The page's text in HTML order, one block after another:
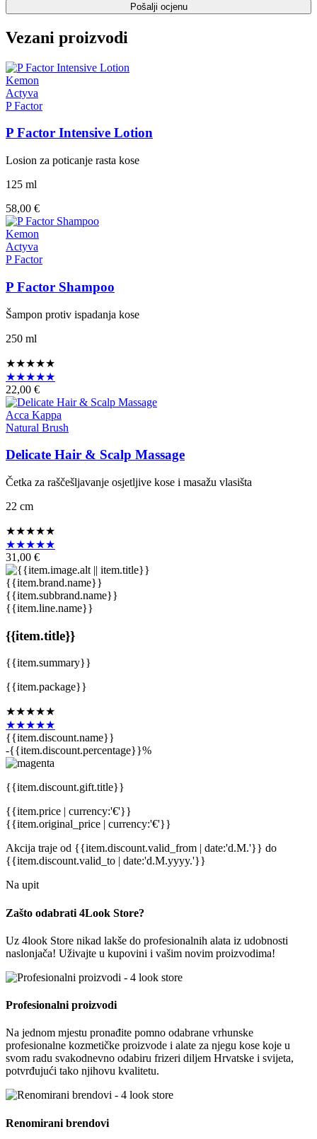
Pošalji ocjenu
Vezani proizvodi
Kemon
Actyva
P Factor
P Factor Intensive Lotion
Losion za poticanje rasta kose
125 ml
58,00 €
Kemon
Actyva
P Factor
P Factor Shampoo
Šampon protiv ispadanja kose
250 ml
★★★★★
★★★★★
22,00 €
Acca Kappa
Natural Brush
Delicate Hair & Scalp Massage
Četka za raščešljavanje osjetljive kose i masažu vlasišta
22 cm
★★★★★
★★★★★
31,00 €
{{item.brand.name}}
{{item.subbrand.name}}
{{item.line.name}}
{{item.title}}
{{item.summary}}
{{item.package}}
★★★★★
★★★★★
{{item.discount.name}}
-{{item.discount.percentage}}%
{{item.discount.gift.title}}
{{item.price | currency:'€'}}
{{item.original_price | currency:'€'}}
Akcija traje od {{item.discount.valid_from | date:'d.M.'}} do
{{item.discount.valid_to | date:'d.M.yyyy.'}}
Na upit
Zašto odabrati 4Look Store?
Uz 4look Store nikad lakše do profesionalnih alata iz udobnosti
naslonjača! Uživajte u kupovini i vašim novim proizvodima!
Profesionalni proizvodi
Na jednom mjestu pronađite pomno odabrane vrhunske
profesionalne kozmetičke proizvode i alate za njegu kose koje u
svom radu svakodnevno odabiru frizeri diljem Hrvatske i svijeta,
potvrđujući tako njihovu kvalitetu.
Renomirani brendovi